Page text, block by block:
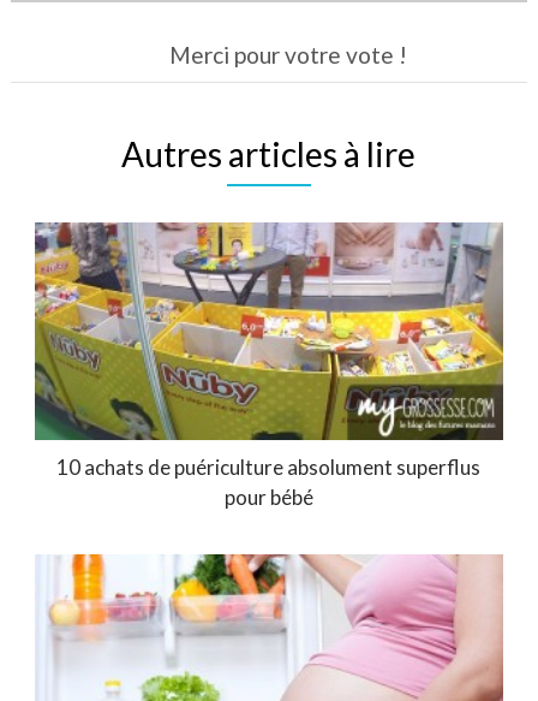
Merci pour votre vote !
Autres articles à lire
10 achats de puériculture absolument superflus
pour bébé